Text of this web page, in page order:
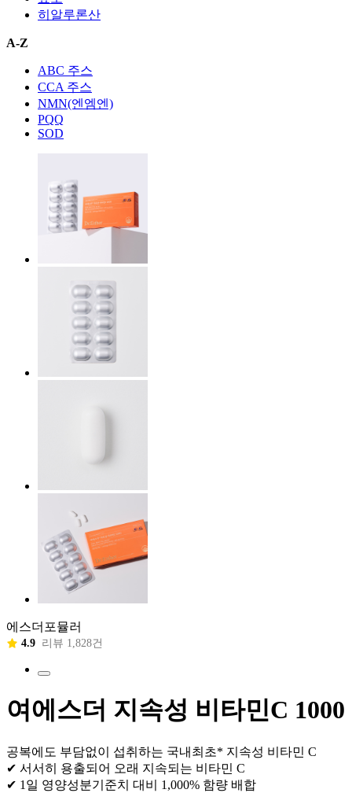
히알루론산
A-Z
ABC 주스
CCA 주스
NMN(엔엠엔)
PQQ
SOD
에스더포뮬러
4.9 리뷰 1,828건
여에스더 지속성 비타민C 1000
공복에도 부담없이 섭취하는 국내최초* 지속성 비타민 C
✔ 서서히 용출되어 오래 지속되는 비타민 C
✔ 1일 영양성분기준치 대비 1,000% 함량 배합